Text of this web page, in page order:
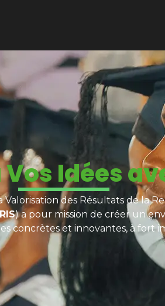
Idées
des Résultats de la
) a pour mission de créer un
concrètes et innovantes, à fort